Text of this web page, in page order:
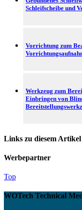
Schleifscheibe und
Vorrichtung zum
Werkzeug zum
Einbringen von
Links zu diesem Artikel
Werbepartner
Top
WOTech Technical